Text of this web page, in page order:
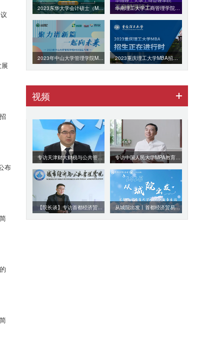
布
2023东华大学会计硕士（MPAcc）招生专题
2023年中山大学管理学院MBA招生专题 2023重庆理工大学MBA招生专题
视频
专访天津财大财税与公共管理学院副院长、MPA教育中心主任刘志辉
【院长谈】专访首都经济贸易大学MPA麻宝斌院长 从城院出发丨首都经济贸易大学MPA毕业季采访